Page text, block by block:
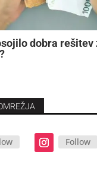
dobra rešitev
Follow